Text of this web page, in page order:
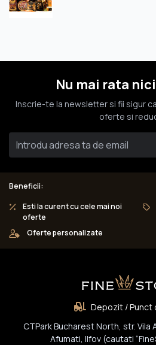
Nu mai rata
Inscrie-te la newsletter si fii sigur
oferte si
Beneficii:
Esti la curent cu cele mai noi
oferte
Oferte personalizate
Depozit / Punct
CTPark Bucharest North, str. Vila
Afumati, Ilfov (cautati